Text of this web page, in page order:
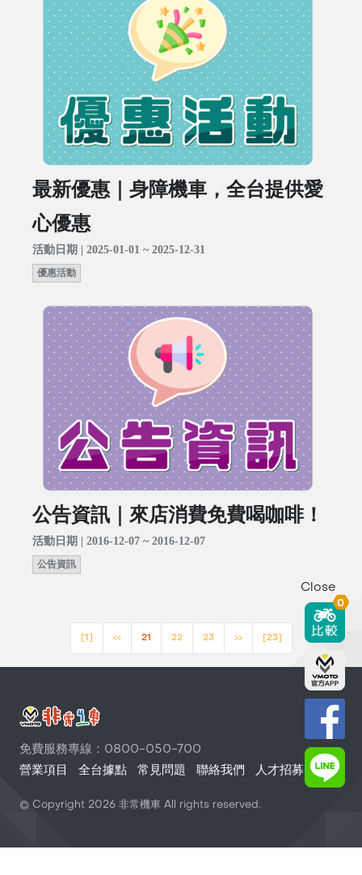
最新優惠｜身障機車，全台提供愛
心優惠
活動日期 | 2025-01-01 ~ 2025-12-31
優惠活動
公告資訊｜來店消費免費喝咖啡！
活動日期 | 2016-12-07 ~ 2016-12-07
公告資訊
[1] << 21 22 23 >> [23]
免費服務專線：0800-050-700
營業項目
全台據點 常見問題 聯絡我們 人才招募
© Copyright 2026 非常機車 All rights reserved.
Close
0